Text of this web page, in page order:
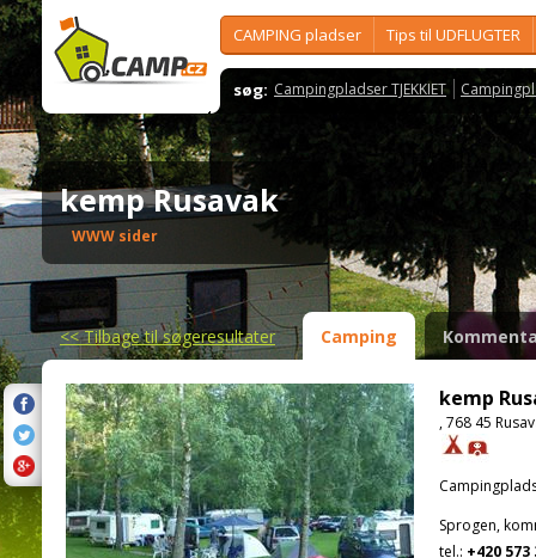
CAMPING pladser Tips til UDFLUGTER
søg: Campingpladser TJEKKIET
kemp Rusavak
WWW sider
<<Tilbage til søgeresultater Camping
kemp
, 768 45
Sprogen,
tel.: +420 573